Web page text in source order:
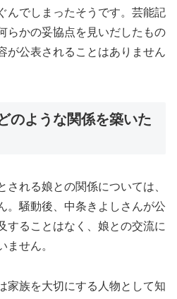
んでしまったそうです。芸能記
らかの妥協点を見いだしたもの
が公表されることはありません
のような関係を築いた
される娘との関係については、
。騒動後、中条きよしさんが公
することはなく、娘との交流に
ません。
家族を大切にする人物として知